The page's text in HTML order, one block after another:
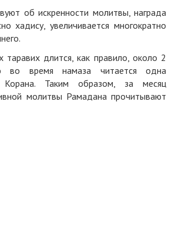
об искренности молитвы, награда
хадису, увеличивается многократно
таравих длится, как правило, около 2
во время намаза читается одна
Корана. Таким образом, за месяц
молитвы Рамадана прочитывают